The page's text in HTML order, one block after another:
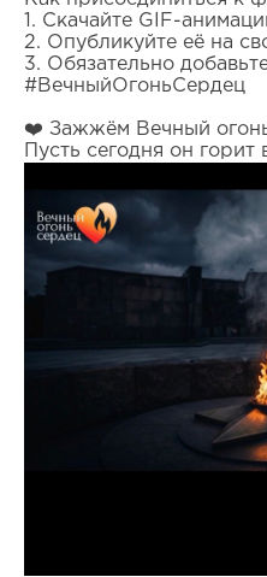
1. Скачайте GIF-
2. Опубликуйте её на
3. Обязательно
#ВечныйОгоньСердец
❤️ Зажжём Вечный
Пусть сегодня он